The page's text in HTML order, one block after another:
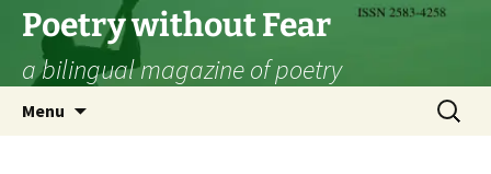
Skip
content
Poetry without Fear
a bilingual magazine of poetry
Menu
Search
for: